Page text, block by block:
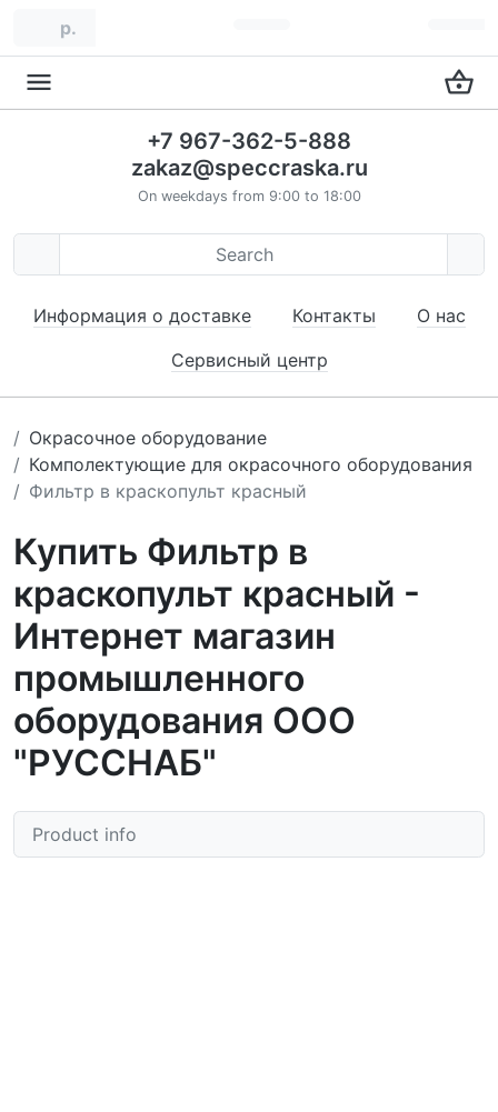
р.
+7 967-362-5-888
zakaz@speccraska.ru
On weekdays from 9:00 to 18:00
Информация о доставке Контакты
О нас
Сервисный центр
Окрасочное оборудование
Комполектующие для окрасочного оборудования
Фильтр в краскопульт красный
Купить Фильтр в
краскопульт красный -
Интернет магазин
промышленного
оборудования ООО
"РУССНАБ"
Product info